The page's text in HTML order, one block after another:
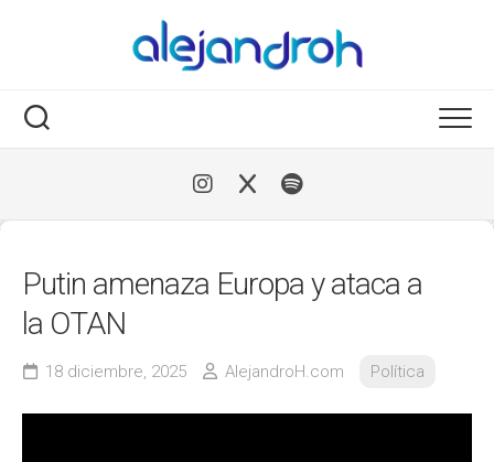
Putin amenaza Europa y ataca a
la OTAN
18 diciembre, 2025 AlejandroH.com Política